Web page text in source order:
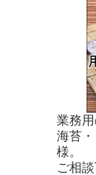
業務
海苔
様。
ご相